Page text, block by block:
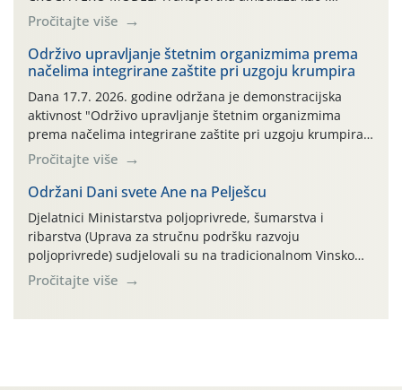
ambalaža drugih proizvoda koji nisu sredstva za zaštitu
bilja (npr. ambalaža od mineralnih gnojiva,) se ne
prihvaća. Korisnicima je osiguran besplatni povrat
prazne ambalaže isključivo ovih tvrtki: AGROCHEM-MAKS,
AGRONOM, ALBAUGH TKI* (PINUS […]
Pročitajte više
Održivo upravljanje štetnim organizmima prema
načelima integrirane zaštite pri uzgoju krumpira
Dana 17.7. 2026. godine održana je demonstracijska
aktivnost "Održivo upravljanje štetnim organizmima
prema načelima integrirane zaštite pri uzgoju krumpira"
na pokusnom polju "Poredje", kraj naselja Belica (ARKOD
parcela ID 2445031) (središnji dio Međimurske županije).
Pročitajte više
Održani Dani svete Ane na Pelješcu
Djelatnici Ministarstva poljoprivrede, šumarstva i
ribarstva (Uprava za stručnu podršku razvoju
poljoprivrede) sudjelovali su na tradicionalnom Vinskom
forumu, održanom 24.07.2026. godine u Domu vinarske
tradicije u Putnikovićima na poluotoku Pelješcu, u
Pročitajte više